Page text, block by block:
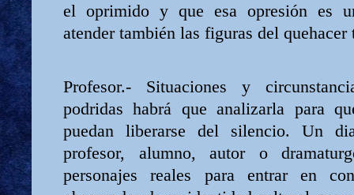
el oprimido y que esa opresión es
atender también las figuras del
Profesor.- Situaciones y
podridas habrá que analizarla para
puedan liberarse del silencio. Un
profesor, alumno, autor o
personajes reales para entrar en